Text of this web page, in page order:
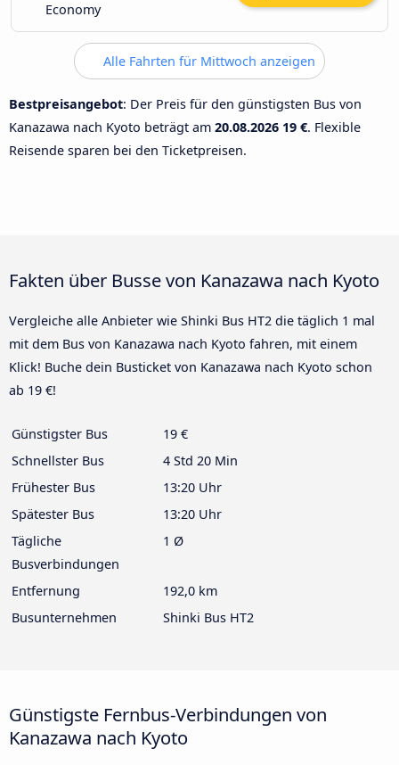
Economy
Alle Fahrten für Mittwoch anzeigen
Bestpreisangebot: Der Preis für den günstigsten Bus von
Kanazawa nach Kyoto beträgt am 20.08.2026 19 €. Flexible
Reisende sparen bei den Ticketpreisen.
Fakten über Busse von Kanazawa nach Kyoto
Vergleiche alle Anbieter wie Shinki Bus HT2 die täglich 1 mal
mit dem Bus von Kanazawa nach Kyoto fahren, mit einem
Klick! Buche dein Busticket von Kanazawa nach Kyoto schon
ab 19 €!
Günstigster Bus
19 €
Schnellster Bus
4 Std 20 Min
Frühester Bus
13:20 Uhr
Spätester Bus
13:20 Uhr
Tägliche
Busverbindungen
1 Ø
Entfernung
192,0 km
Busunternehmen
Shinki Bus HT2
Günstigste Fernbus-Verbindungen von
Kanazawa nach Kyoto